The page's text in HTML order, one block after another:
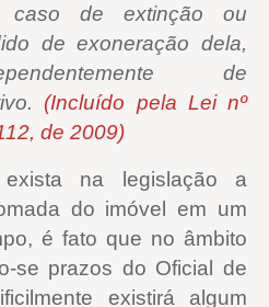
caso de extinção ou
de exoneração dela,
de
(Incluído pela Lei nº
de 2009)
na legislação a
do imóvel em um
é fato que no âmbito
se prazos do Oficial de
existirá algum